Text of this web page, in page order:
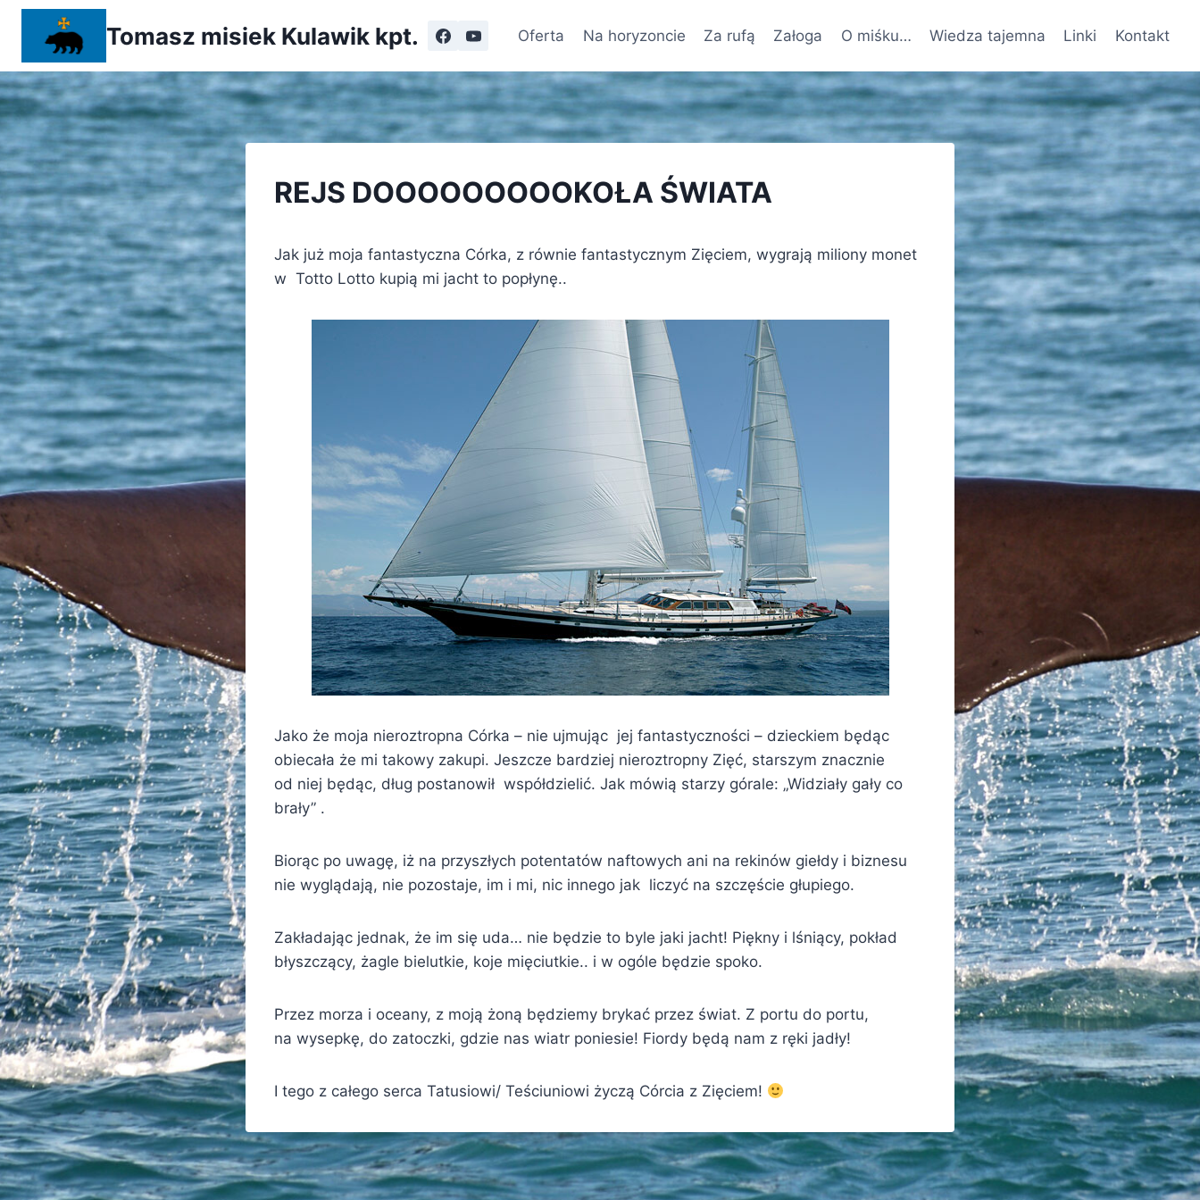
Przejdź
treści
Tomasz misiek Kulawik kpt. Oferta Na horyzoncie Za rufą Załoga O miśku… Wiedza tajemna Linki Kontakt
REJS DOOOOOOOOOKOŁA ŚWIATA
Jak już moja fantastyczna Córka, z równie fantastycznym Zięciem, wygrają miliony monet
w Totto Lotto kupią mi jacht to popłynę..
Jako że moja nieroztropna Córka – nie ujmując jej fantastyczności – dzieckiem będąc
obiecała że mi takowy zakupi. Jeszcze bardziej nieroztropny Zięć, starszym znacznie
od niej będąc, dług postanowił współdzielić. Jak mówią starzy górale: „Widziały gały co
brały” .
Biorąc po uwagę, iż na przyszłych potentatów naftowych ani na rekinów giełdy i biznesu
nie wyglądają, nie pozostaje, im i mi, nic innego jak liczyć na szczęście głupiego.
Zakładając jednak, że im się uda… nie będzie to byle jaki jacht! Piękny i lśniący, pokład
błyszczący, żagle bielutkie, koje mięciutkie.. i w ogóle będzie spoko.
Przez morza i oceany, z moją żoną będziemy brykać przez świat. Z portu do portu,
na wysepkę, do zatoczki, gdzie nas wiatr poniesie! Fiordy będą nam z ręki jadły!
I tego z całego serca Tatusiowi/ Teściuniowi życzą Córcia z Zięciem!